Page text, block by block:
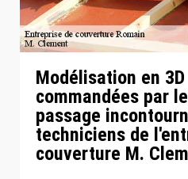
Modélisation en
commandées par
passage
techniciens de
couverture M.